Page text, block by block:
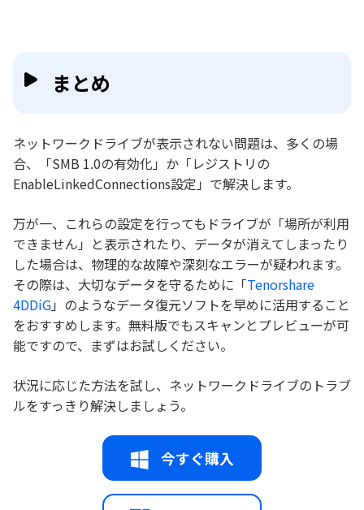
まとめ
ネットワークドライブが表示されない問題は、多くの場
合、「SMB 1.0の有効化」か「レジストリの
EnableLinkedConnections設定」で解決します。
万が一、これらの設定を行ってもドライブが「場所が利用
できません」と表示されたり、データが消えてしまったり
した場合は、物理的な故障や深刻なエラーが疑われます。
その際は、大切なデータを守るために「Tenorshare
4DDiG」のようなデータ復元ソフトを早めに活用すること
をおすすめします。無料版でもスキャンとプレビューが可
能ですので、まずはお試しください。
状況に応じた方法を試し、ネットワークドライブのトラブ
ルをすっきり解決しましょう。
今すぐ購入